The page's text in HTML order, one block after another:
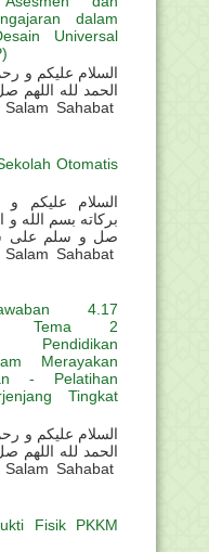
dalam
Universal
الحمد لله
Otomatis
السلام عليكم
بركاته بسم الله و
صل و سلم على
4.17
Tema 2
Pendidikan
Merayakan
- Pelatihan
Tingkat
الحمد لله
Fisik PKKM